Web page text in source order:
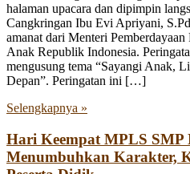
halaman upacara dan dipimpin
Cangkringan Ibu Evi Apriyani,
amanat dari Menteri
Anak Republik Indonesia.
mengusung tema “Sayangi Anak,
Depan”. Peringatan ini […]
Selengkapnya »
Hari Keempat MPLS SMP
Menumbuhkan Karakter,